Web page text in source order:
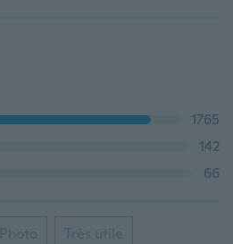
1765
142
66
Photo Très utile